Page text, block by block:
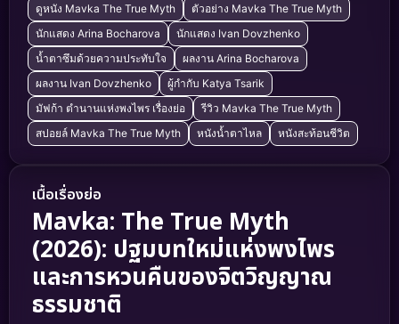
ดูหนัง Mavka The True Myth
ตัวอย่าง Mavka The True Myth
นักแสดง Arina Bocharova
นักแสดง Ivan Dovzhenko
น้ำตาซึมด้วยความประทับใจ
ผลงาน Arina Bocharova
ผลงาน Ivan Dovzhenko
ผู้กำกับ Katya Tsarik
มัฟก้า ตำนานแห่งพงไพร เรื่องย่อ
รีวิว Mavka The True Myth
สปอยล์ Mavka The True Myth
หนังน้ำตาไหล หนังสะท้อนชีวิต
เนื้อเรื่องย่อ
Mavka: The True Myth
(2026): ปฐมบทใหม่แห่งพงไพร
และการหวนคืนของจิตวิญญาณ
ธรรมชาติ